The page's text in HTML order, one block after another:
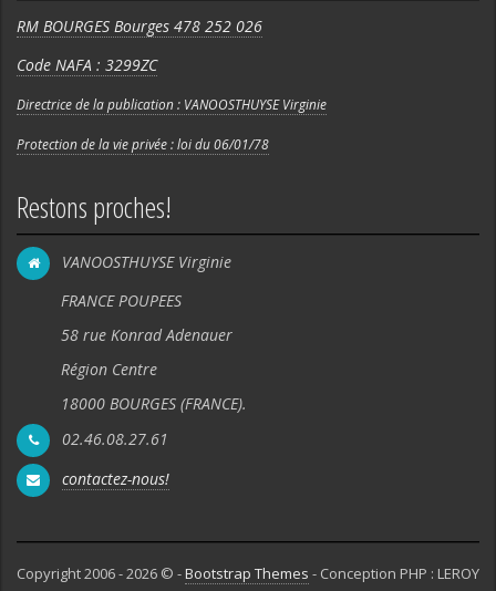
RM BOURGES Bourges 478 252 026
Code NAFA : 3299ZC
Directrice de la publication : VANOOSTHUYSE Virginie
Protection de la vie privée : loi du 06/01/78
Restons proches!
VANOOSTHUYSE Virginie
FRANCE POUPEES
58 rue Konrad Adenauer
Région Centre
18000 BOURGES (FRANCE).
02.46.08.27.61
contactez-nous!
Copyright 2006 - 2026 © -Bootstrap Themes - Conception PHP : LEROY